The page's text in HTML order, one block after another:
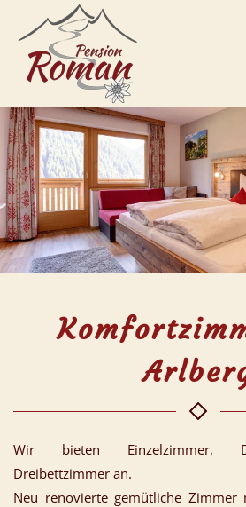
Zum Hauptinhalt springen
Wir bieten Einzelzimmer,
Dreibettzimmer an.
Neu renovierte gemütliche Zimmer